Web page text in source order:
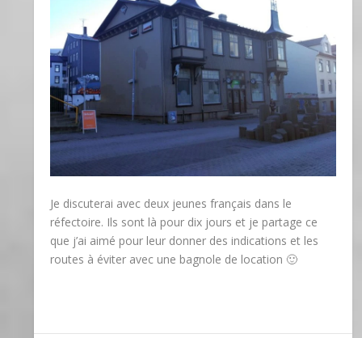
Je discuterai avec deux jeunes français dans le
réfectoire. Ils sont là pour dix jours et je partage ce
que j’ai aimé pour leur donner des indications et les
routes à éviter avec une bagnole de location 🙂